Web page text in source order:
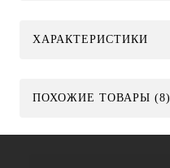
ХАРАКТЕРИСТИКИ
ПОХОЖИЕ ТОВАРЫ (8)